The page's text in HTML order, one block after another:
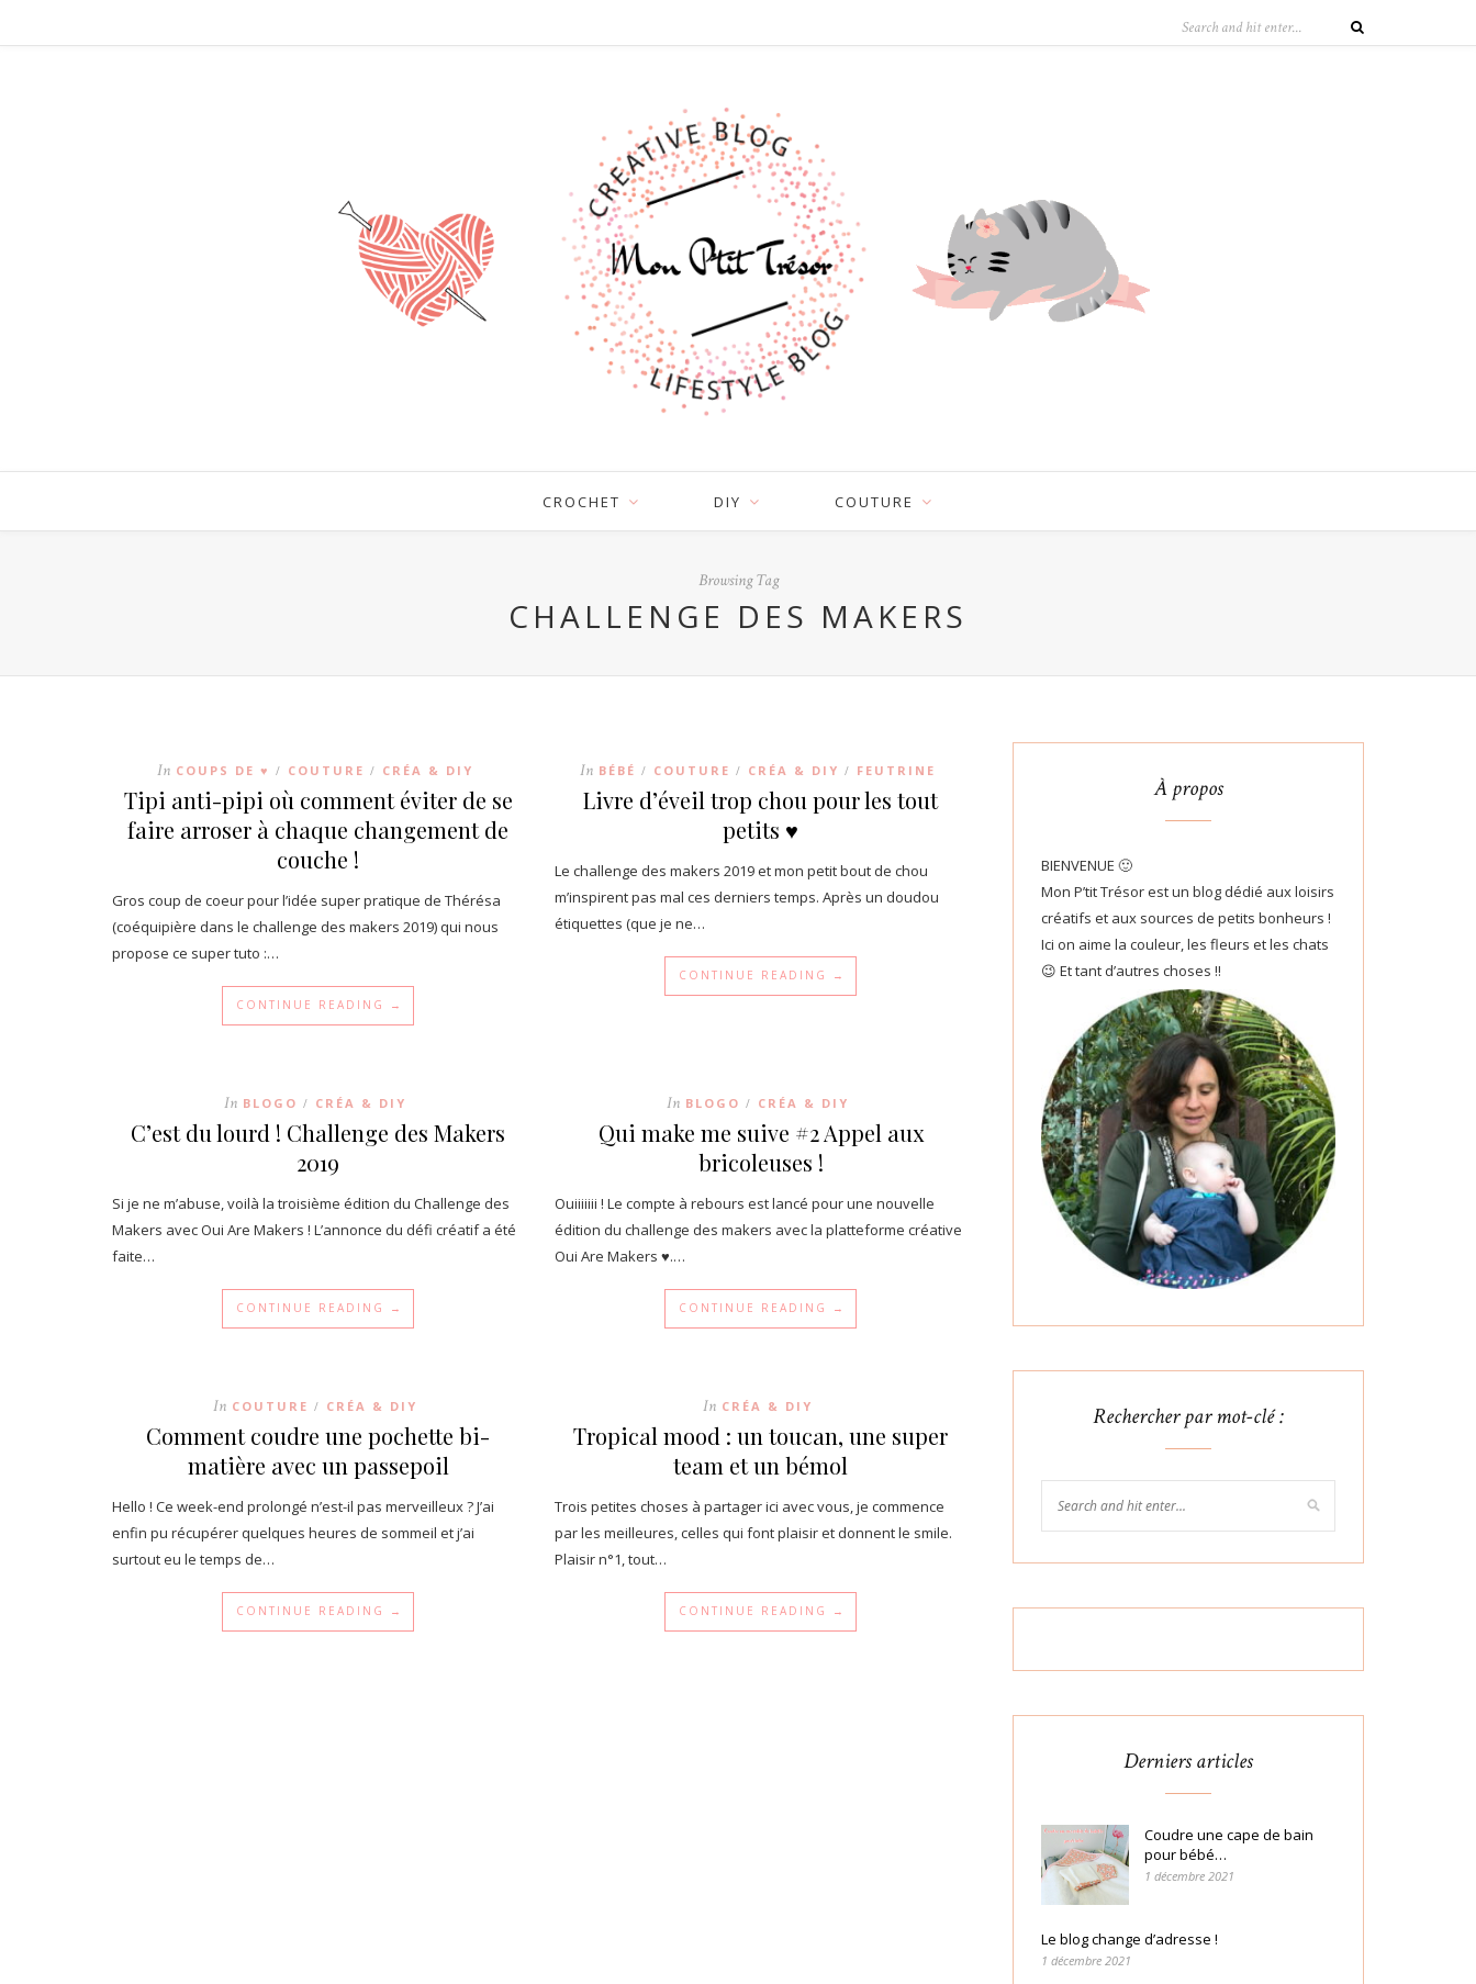
CROCHET DIY COUTURE
Browsing Tag
CHALLENGE DES MAKERS
In COUPS DE ♥ / COUTURE / CRÉA & DIY
Tipi anti-pipi où comment éviter de se
faire arroser à chaque changement de
couche !
Gros coup de coeur pour l’idée super pratique de Thérésa
(coéquipière dans le challenge des makers 2019) qui nous
propose ce super tuto :…
CONTINUE READING →
In BÉBÉ / COUTURE / CRÉA & DIY / FEUTRINE
Livre d’éveil trop chou pour les tout
petits ♥
Le challenge des makers 2019 et mon petit bout de chou
m’inspirent pas mal ces derniers temps. Après un doudou
étiquettes (que je ne…
CONTINUE READING →
In BLOGO / CRÉA & DIY
C’est du lourd ! Challenge des Makers
2019
Si je ne m’abuse, voilà la troisième édition du Challenge des
Makers avec Oui Are Makers ! L’annonce du défi créatif a été
faite…
CONTINUE READING →
In BLOGO / CRÉA & DIY
Qui make me suive #2 Appel aux
bricoleuses !
Ouiiiiiii ! Le compte à rebours est lancé pour une nouvelle
édition du challenge des makers avec la platteforme créative
Oui Are Makers ♥.…
CONTINUE READING →
In COUTURE / CRÉA & DIY
Comment coudre une pochette bi-
matière avec un passepoil
Hello ! Ce week-end prolongé n’est-il pas merveilleux ? J’ai
enfin pu récupérer quelques heures de sommeil et j’ai
surtout eu le temps de…
CONTINUE READING →
In CRÉA & DIY
Tropical mood : un toucan, une super
team et un bémol
Trois petites choses à partager ici avec vous, je commence
par les meilleures, celles qui font plaisir et donnent le smile.
Plaisir n°1, tout…
CONTINUE READING →
À propos
BIENVENUE 🙂
Mon P’tit Trésor est un blog dédié aux loisirs
créatifs et aux sources de petits bonheurs !
Ici on aime la couleur, les fleurs et les chats
😉 Et tant d’autres choses !!
Rechercher par mot-clé :
Derniers articles
Coudre une cape de bain
pour bébé…
1 décembre 2021
Le blog change d’adresse !
1 décembre 2021